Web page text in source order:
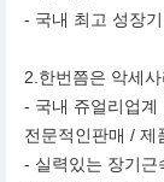
- 국내 최고 성장
2.한번쯤은 악세
- 국내 쥬얼리업계
전문적인판매 / 제
- 실력있는 장기근